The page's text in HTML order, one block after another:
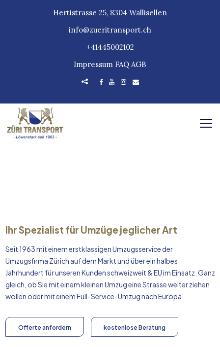
Hertistrasse 25, 8304 Wallisellen
info@zueritransport.ch
+41445002102
Impressum FAQ AGB
Ihr Spezialist für Umzüge jeglicher Art
Seit 1963 mit einem erstklassigen Umzugsservice der
Umzugsfirma Zürich auf dem Markt und über ein halbes
Jahrhundert für unseren Kunden schweizweit & EU im Einsatz. Ganz
gleich, ob Sie mit einem kleinen Umzug eine Strasse weiter ziehen
wollen oder mit einem Full-Service-Umzug nachEuropa
Offerte anfordern kostenlose Beratung